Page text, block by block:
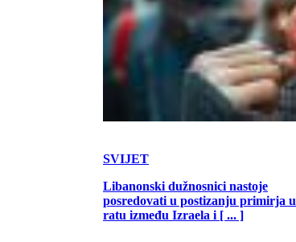
SVIJET
Libanonski dužnosnici nastoje
posredovati u postizanju primirja u
ratu između Izraela i [ ... ]